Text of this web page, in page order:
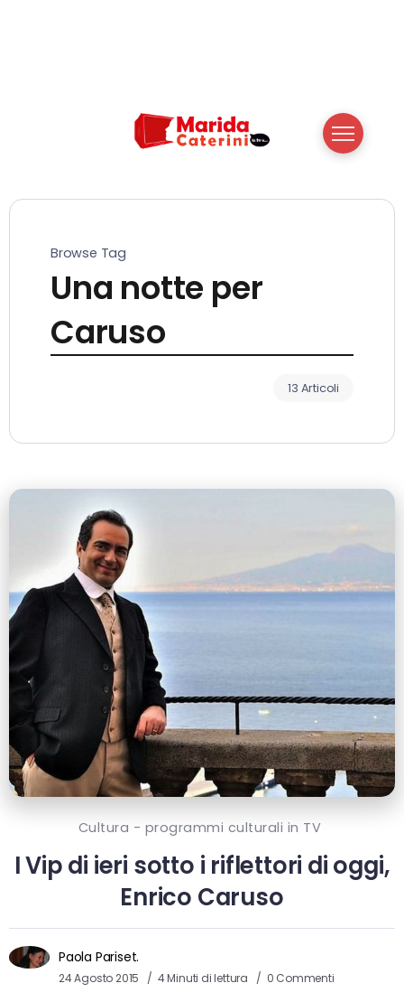
Browse Tag
Una notte per
Caruso
13 Articoli
Cultura - programmi culturali in TV
I Vip di ieri sotto i riflettori di oggi,
Enrico Caruso
Paola Pariset.
24 Agosto 2015 4 Minuti di lettura 0 Commenti